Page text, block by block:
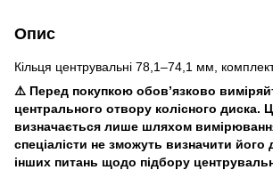
Опис
Кільця центрувальні 78,1–74,1 мм,
⚠️ Перед покупкою обов’язково
центрального отвору колісного диска.
визначається лише шляхом
спеціалісти не зможуть визначити його
інших питань щодо підбору